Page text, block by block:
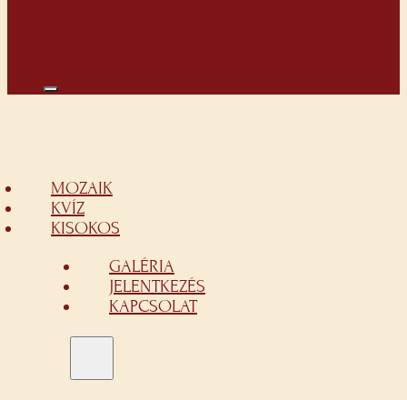
MOZAIK
KVÍZ
KISOKOS
GALÉRIA
JELENTKEZÉS
KAPCSOLAT